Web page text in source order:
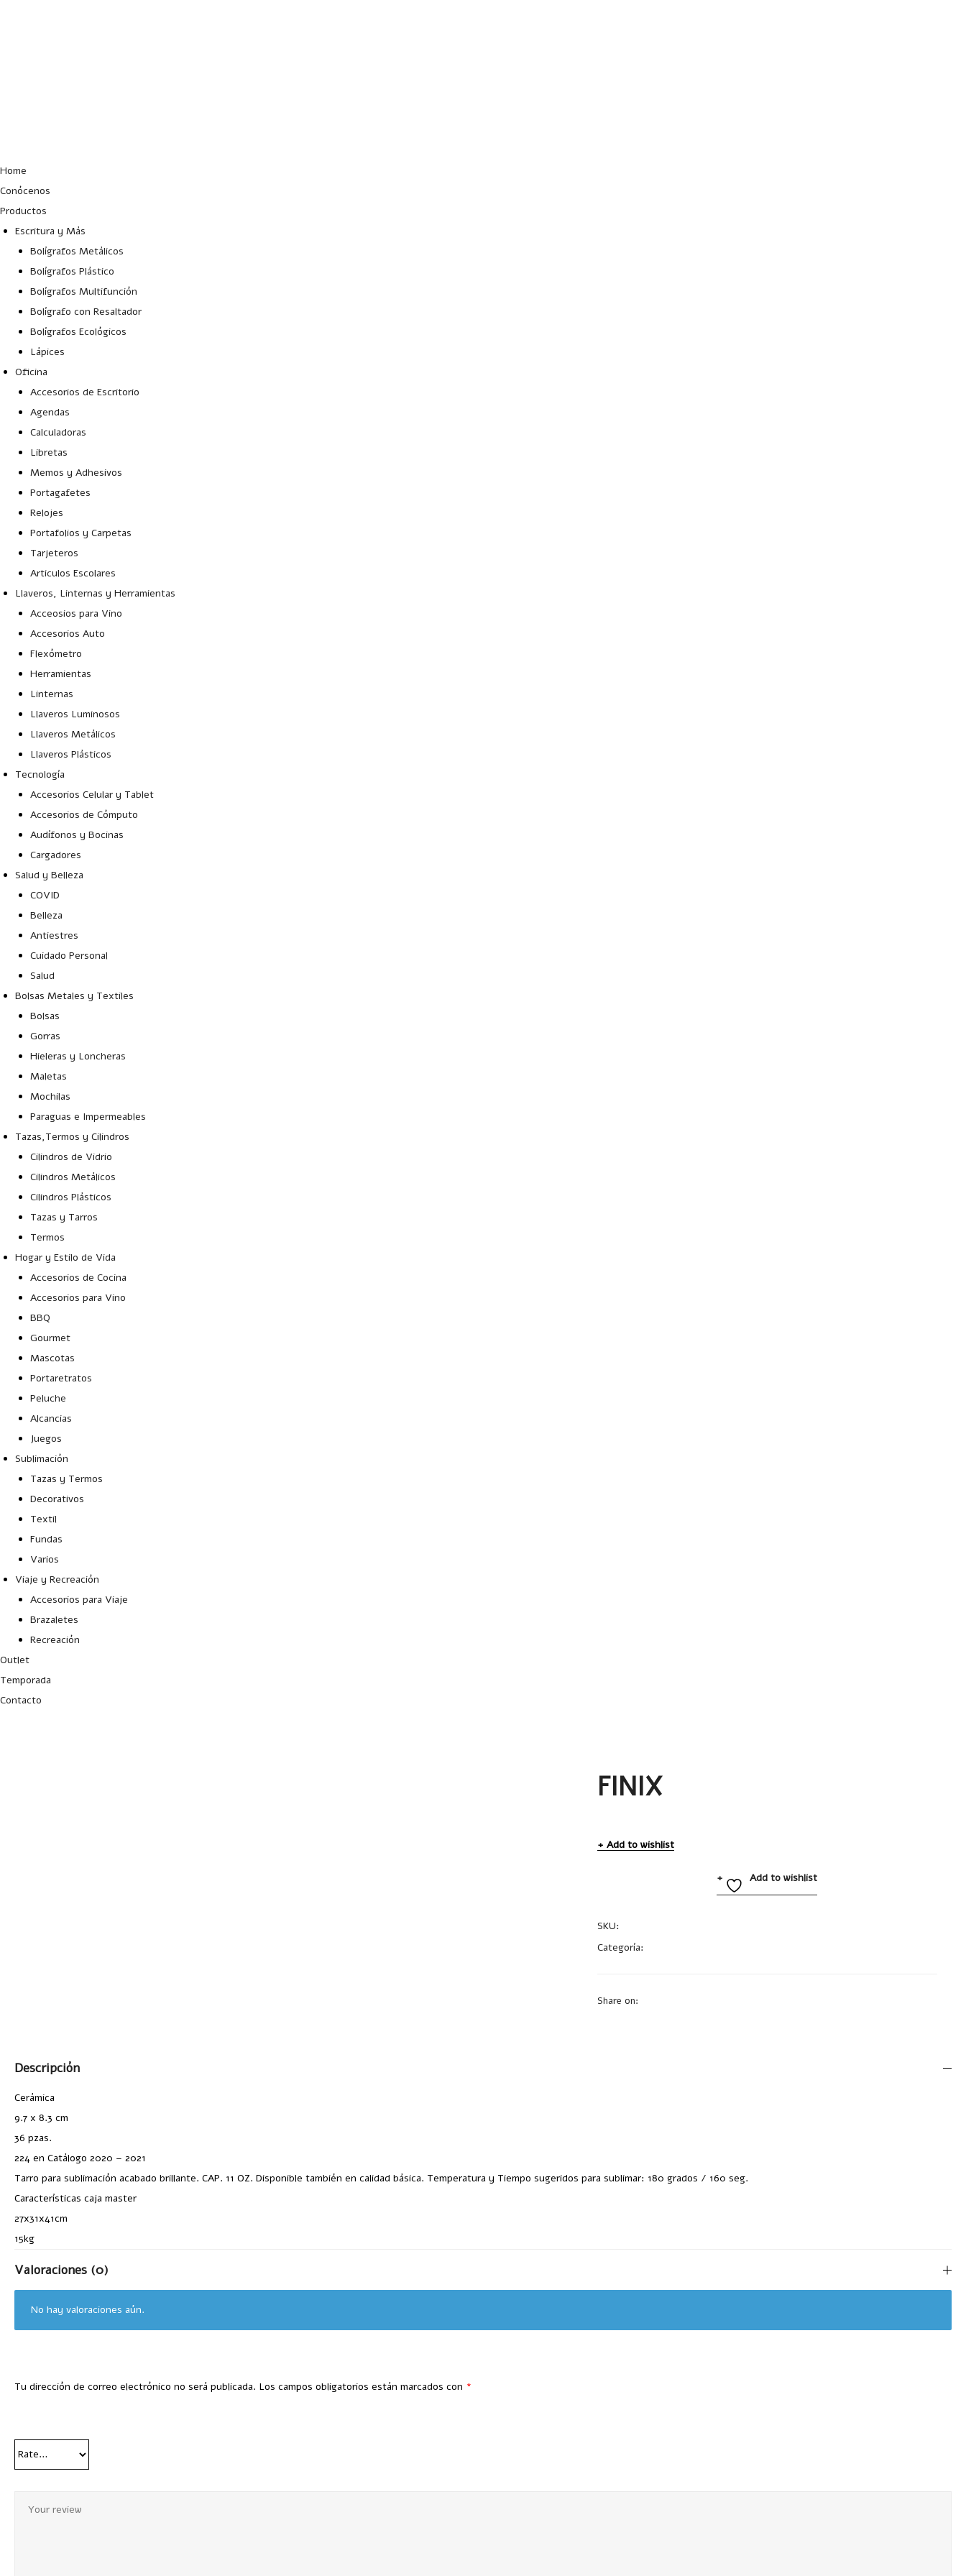
Home
Conócenos
Productos
Escritura y Más
Bolígrafos Metálicos
Bolígrafos Plástico
Bolígrafos Multifunción
Bolígrafo con Resaltador
Bolígrafos Ecológicos
Lápices
Oficina
Accesorios de Escritorio
Agendas
Calculadoras
Libretas
Memos y Adhesivos
Portagafetes
Relojes
Portafolios y Carpetas
Tarjeteros
Articulos Escolares
Llaveros, Linternas y Herramientas
Acceosios para Vino
Accesorios Auto
Flexómetro
Herramientas
Linternas
Llaveros Luminosos
Llaveros Metálicos
Llaveros Plásticos
Tecnología
Accesorios Celular y Tablet
Accesorios de Cómputo
Audífonos y Bocinas
Cargadores
Salud y Belleza
COVID
Belleza
Antiestres
Cuidado Personal
Salud
Bolsas Metales y Textiles
Bolsas
Gorras
Hieleras y Loncheras
Maletas
Mochilas
Paraguas e Impermeables
Tazas,Termos y Cilindros
Cilindros de Vidrio
Cilindros Metálicos
Cilindros Plásticos
Tazas y Tarros
Termos
Hogar y Estilo de Vida
Accesorios de Cocina
Accesorios para Vino
BBQ
Gourmet
Mascotas
Portaretratos
Peluche
Alcancias
Juegos
Sublimación
Tazas y Termos
Decorativos
Textil
Fundas
Varios
Viaje y Recreación
Accesorios para Viaje
Brazaletes
Recreación
Outlet
Temporada
Contacto
FINIX
Add to wishlist
Add to wishlist
SKU:
Categoría:
Share on:
Descripción
Cerámica
9.7 x 8.3 cm
36 pzas.
224 en Catálogo 2020 – 2021
Tarro para sublimación acabado brillante. CAP. 11 OZ. Disponible también en calidad básica. Temperatura y Tiempo sugeridos para sublimar: 180 grados / 160 seg.
Características caja master
27x31x41cm
15kg
Valoraciones (0)
No hay valoraciones aún.
Tu dirección de correo electrónico no será publicada. Los campos obligatorios están marcados con *